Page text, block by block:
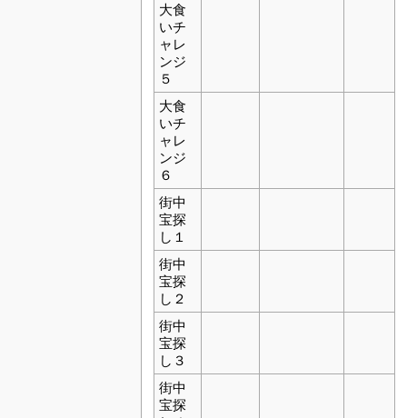
大食
いチ
ャレ
ンジ
５
大食
いチ
ャレ
ンジ
６
街中
宝探
し１
街中
宝探
し２
街中
宝探
し３
街中
宝探